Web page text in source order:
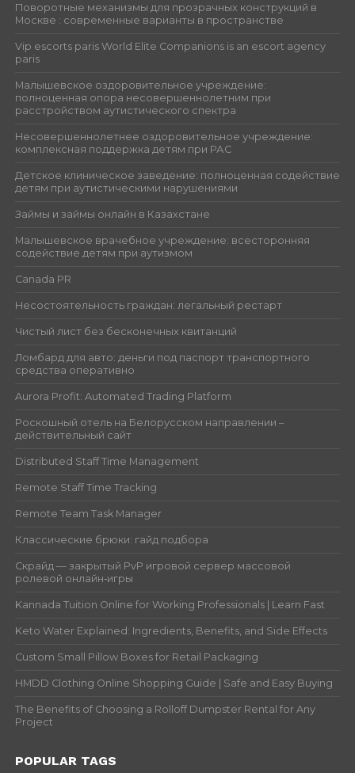
Поворотные механизмы для прозрачных конструкций в
Москве : современные варианты в пространстве
Vip escorts paris World Elite Companions is an escort agency
paris
Малышевское оздоровительное учреждение:
полноценная опора несовершеннолетним при
расстройством аутистического спектра
Несовершеннолетнее оздоровительное учреждение:
комплексная поддержка детям при РАС
Детское клиническое заведение: полноценная содействие
детям при аутистическими нарушениями
Займы и займы онлайн в Казахстане
Малышевское врачебное учреждение: всесторонняя
содействие детям при аутизмом
Canada PR
Несостоятельность граждан: легальный рестарт
Чистый лист без бесконечных квитанций
Ломбард для авто: деньги под паспорт транспортного
средства оперативно
Aurora Profit: Automated Trading Platform
Роскошный отель на Белорусском направлении –
действительный сайт
Distributed Staff Time Management
Remote Staff Time Tracking
Remote Team Task Manager
Классические брюки: гайд подбора
Скрайд — закрытый PvP игровой сервер массовой
ролевой онлайн‑игры
Kannada Tuition Online for Working Professionals | Learn Fast
Keto Water Explained: Ingredients, Benefits, and Side Effects
Custom Small Pillow Boxes for Retail Packaging
HMDD Clothing Online Shopping Guide | Safe and Easy Buying
The Benefits of Choosing a Rolloff Dumpster Rental for Any
Project
POPULAR TAGS